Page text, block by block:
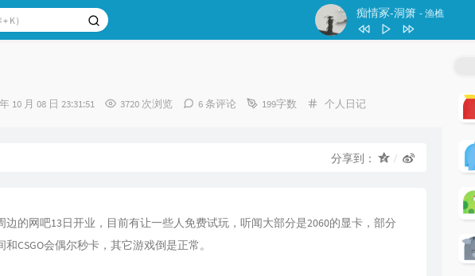
痴情冢-洞箫 - 渔樵
3 斯卡布罗集市 长笛（轻吹版）
10 月 08 日 23:31:51 3720 次浏览 6 条评论 199字数
分
个人日记
分享到：
边的网吧13日开业，目前有让一些人免费试玩，听闻大部分是2060的显卡，部分
CSGO会偶尔秒卡，其它游戏倒是正常。